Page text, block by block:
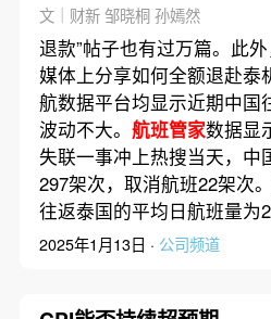
文｜财新 邹晓桐 孙嫣然
退款”帖子也有过万篇。此
媒体上分享如何全额退赴泰
航数据平台均显示近期中国
波动不大。 航班管家数据显
失联一事冲上热搜当天，中
297架次，取消航班22架次
往返泰国的平均日航班量
2025年1月13日 · 公司频道